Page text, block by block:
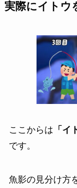
実際にイトウ
ここからは 「
です。
魚影の見分け方